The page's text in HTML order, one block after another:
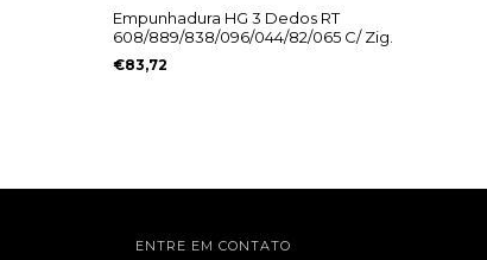
Empunhadura HG 3 Dedos RT
608/889/838/096/044/82/065 C/ Zig.
€83,72
ENTRE EM CONTATO